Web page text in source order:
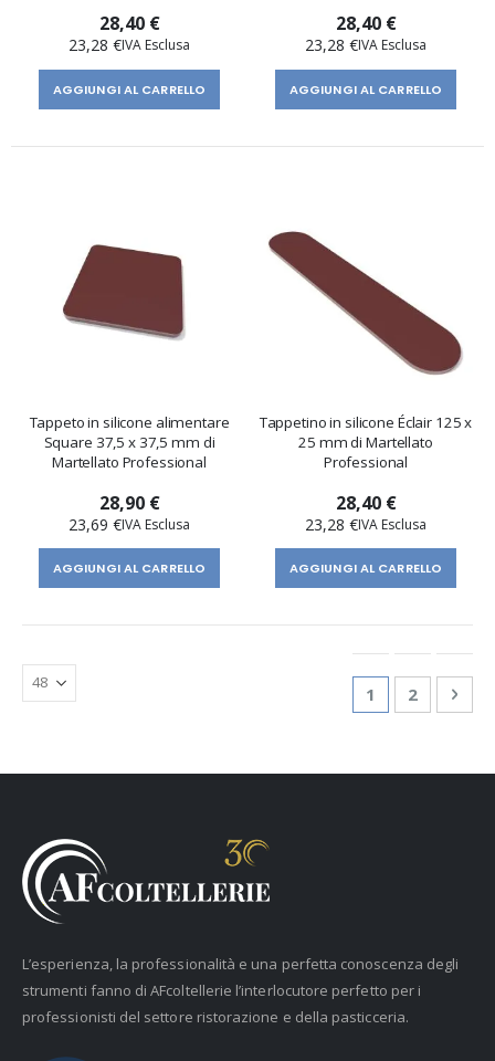
28,40 €
23,28 €
AGGIUNGI AL CARRELLO
28,40 €
23,28 €
AGGIUNGI AL CARRELLO
Tappeto in silicone alimentare
Square 37,5 x 37,5 mm di
Martellato Professional
28,90 €
23,69 €
AGGIUNGI AL CARRELLO
Tappetino in silicone Éclair 125 x
25 mm di Martellato
Professional
28,40 €
23,28 €
AGGIUNGI AL CARRELLO
Attualmente
1 Pagina
2
L’esperienza, la professionalità e una perfetta conoscenza degli
strumenti fanno di AFcoltellerie l’interlocutore perfetto per i
professionisti del settore ristorazione e della pasticceria.